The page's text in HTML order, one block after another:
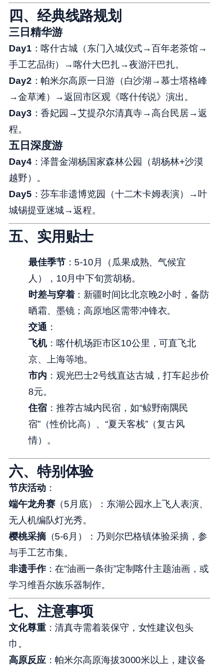
四、经典线路规划
三日精华游
Day1 ：喀什古城（东门入城仪式→百年老茶馆→
手工艺品街）→喀什大巴扎→夜游汗巴扎。
Day2 ：帕米尔高原一日游（白沙湖→慕士塔格峰
→金草滩）→返回市区观《喀什传说》演出。
Day3 ：香妃园→艾提尕尔清真寺→高台民居→返
程。
五日深度游
Day4：泽普金湖杨国家森林公园（胡杨林+沙漠
越野）。
Day5 ：莎车非遗博览园（十二木卡姆表演）→叶
城锡提亚迷城→返程。
五、实用贴士
最佳季节：5-10月（瓜果成熟、气候宜
人），10月中下旬赏胡杨。
时差与穿着：新疆时间比北京晚2小时，备防
晒霜、墨镜；高原地区需带冲锋衣。
交通：
飞机：喀什机场距市区10公里，可直飞北
京、上海等地。
市内 ：观光巴士2号线直达古城，打车起步价
8元。
住宿：推荐古城内民宿，如“鲸野南隅民
宿”（性价比高）、“夏天客栈”（复古风
情）。
六、特别体验
节庆活动：
端午龙舟赛（5月底）：东湖公园水上飞人表演、
无人机编队灯光秀。
樱桃采摘（5-6月）：乃则尔巴格镇体验采摘，参
与手工艺市集。
非遗手作：在“油画一条街”定制喀什主题油画，或
学习维吾尔族乐器制作。
七、注意事项
文化尊重：清真寺需着装保守，女性建议包头
巾。
高原反应：帕米尔高原海拔3000米以上，建议备